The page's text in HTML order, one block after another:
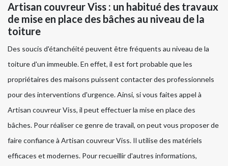
Artisan couvreur Viss : un habitué des travaux
de mise en place des bâches au niveau de la
toiture
Des soucis d'étanchéité peuvent être fréquents au niveau de la
toiture d'un immeuble. En effet, il est fort probable que les
propriétaires des maisons puissent contacter des professionnels
pour des interventions d'urgence. Ainsi, si vous faites appel à
Artisan couvreur Viss, il peut effectuer la mise en place des
bâches. Pour réaliser ce genre de travail, on peut vous proposer de
faire confiance à Artisan couvreur Viss. Il utilise des matériels
efficaces et modernes. Pour recueillir d'autres informations,